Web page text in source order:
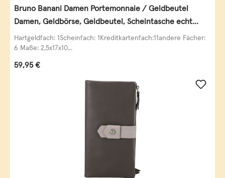
Bruno Banani Damen Portemonnaie / Geldbeutel
Damen, Geldbörse, Geldbeutel, Scheintasche echt
Leder
Hartgeldfach: 1Scheinfach: 1Kreditkartenfach:11andere Fächer:
6 Maße: 2,5x17x10...
Regulärer Preis:
59,95 €